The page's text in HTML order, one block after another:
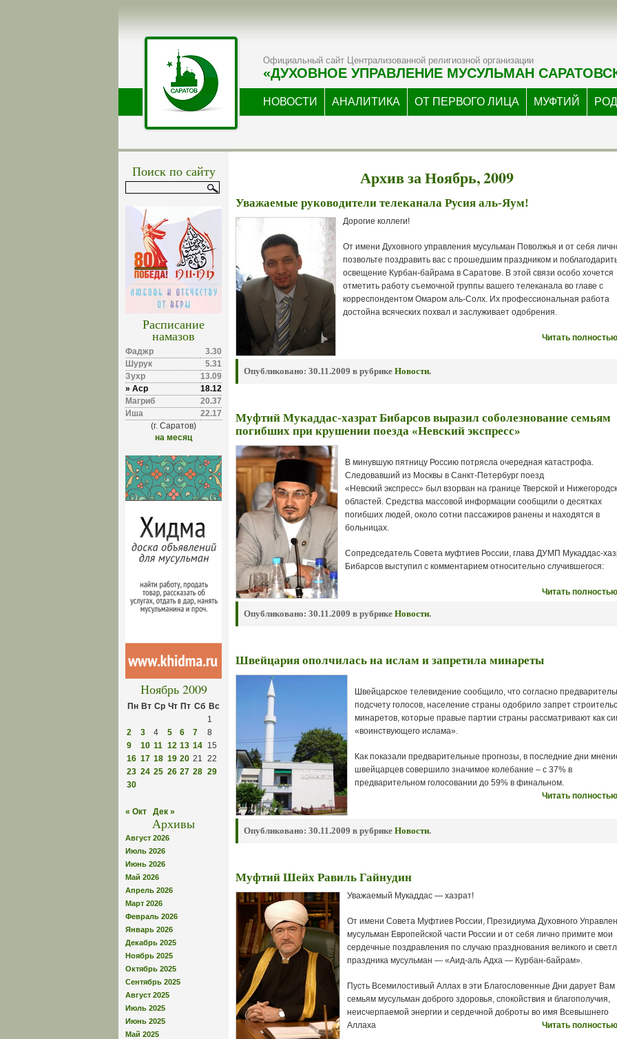
Официальный сайт Централизованной религиозной организации
«ДУХОВНОЕ УПРАВЛЕНИЕ МУСУЛЬМАН
НОВОСТИ АНАЛИТИКА ОТ ПЕРВОГО ЛИЦА МУФТИЙ
Поиск по сайту
Расписание
намазов
Фаджр
3.30
Шурук
5.31
Зухр
13.09
» Аср
18.12
Магриб
20.37
Иша
22.17
(г. Саратов)
на месяц
Ноябрь 2009
Пн Вт Ср Чт Пт Сб Вс
1
2
3 4 5 6 7
8
9
10 11 12 13 14 15
16 17 18 19 20 21
22
23 24 25 26 27 28 29
30
« Окт Дек »
Архивы
Август 2026
Июль 2026
Июнь 2026
Май 2026
Апрель 2026
Март 2026
Февраль 2026
Январь 2026
Декабрь 2025
Ноябрь 2025
Октябрь 2025
Сентябрь 2025
Август 2025
Июль 2025
Июнь 2025
Май 2025
Архив за Ноябрь, 2009
Уважаемые руководители телеканала Русия аль-Яум!
Дорогие коллеги!
От имени Духовного управления мусульман Поволжья и от себя
позвольте поздравить вас с прошедшим праздником и
освещение Курбан-байрама в Саратове. В этой связи особо хочется
отметить работу съемочной группы вашего телеканала во главе с
корреспондентом Омаром аль-Солх. Их профессиональная работа
достойна всяческих похвал и заслуживает одобрения.
Читать
Опубликовано: 30.11.2009 в рубрике Новости.
Муфтий Мукаддас-хазрат Бибарсов выразил соболезнование семьям
погибших при крушении поезда «Невский экспресс»
В минувшую пятницу Россию потрясла очередная катастрофа.
Следовавший из Москвы в Санкт-Петербург поезд
«Невский экспресс» был взорван на границе Тверской и
областей. Средства массовой информации сообщили о десятках
погибших людей, около сотни пассажиров ранены и находятся в
больницах.
Сопредседатель Совета муфтиев России, глава ДУМП Мукаддас-
Бибарсов выступил с комментарием относительно случившегося:
Читать
Опубликовано: 30.11.2009 в рубрике Новости.
Швейцария ополчилась на ислам и запретила минареты
Швейцарское телевидение сообщило, что согласно
подсчету голосов, население страны одобрило запрет
минаретов, которые правые партии страны рассматривают как
«воинствующего ислама».
Как показали предварительные прогнозы, в последние дни
швейцарцев совершило значимое колебание – с 37% в
предварительном голосовании до 59% в финальном.
Читать
Опубликовано: 30.11.2009 в рубрике Новости.
Муфтий Шейх Равиль Гайнудин
Уважаемый Мукаддас — хазрат!
От имени Совета Муфтиев России, Президиума Духовного
мусульман Европейской части России и от себя лично примите мои
сердечные поздравления по случаю празднования великого и
праздника мусульман — «Аид-аль Адха — Курбан-байрам».
Пусть Всемилостивый Аллах в эти Благословенные Дни дарует Вам
семьям мусульман доброго здоровья, спокойствия и благополучия,
неисчерпаемой энергии и сердечной доброты во имя Всевышнего
Аллаха
Читать